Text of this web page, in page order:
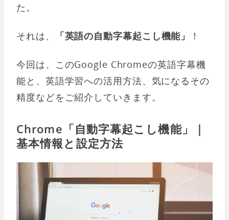
た。
それは、 「英語の自動字幕起こし機能」 ！
今回は、このGoogle Chromeの英語字幕機
能と、英語学習への活用方法、気になるその
精度などをご紹介していきます。
Chrome「自動字幕起こし機能」｜
基本情報と設定方法